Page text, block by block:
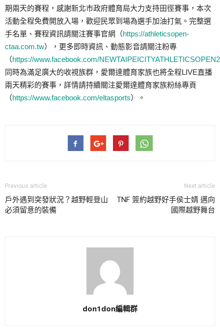
期兩天的賽程，感謝新北市政府體育局大力支持田徑賽事，本次
活動全程免費開放入場，歡迎民眾到場為選手加油打氣。完整選
手名單、賽程資訊請關注賽事官網（https://athleticsopen-
ctaa.com.tw），更多即時資訊、動態影音請關注粉專
（https://www.facebook.com/
同時為滿足廣大的收視族群，愛爾達體育家族也將全程LIVE直播
兩天精彩的賽事，詳情請持續關注愛爾達體育家族粉絲專頁
（https://www.facebook.com/eltasports）。
Previous article
戶外遇到突發狀況？越野輕登山
必須留意的裝備
Next article
TNF 簽約越野好手侯士婧 邁向
國際越野舞台
don1don編輯群